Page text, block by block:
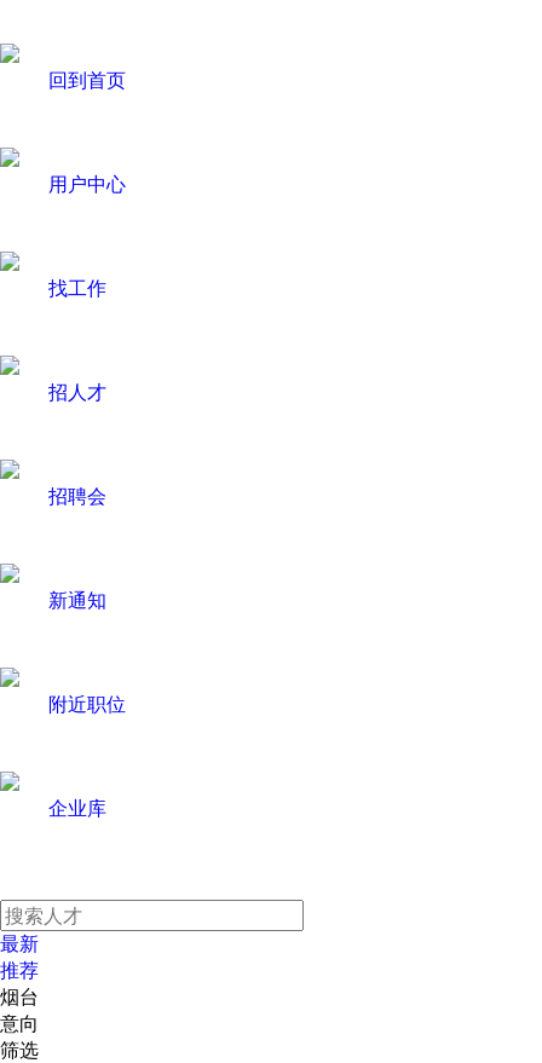
回到首页
用户中心
找工作
招人才
招聘会
新通知
附近职位
企业库
最新
推荐
烟台
意向
筛选